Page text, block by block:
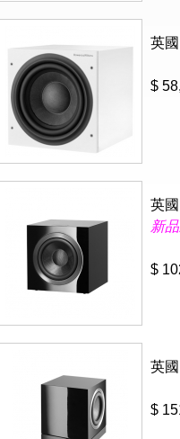
英
$
英
新
$
英
$